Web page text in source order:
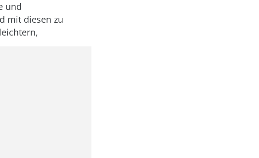
und
mit diesen zu